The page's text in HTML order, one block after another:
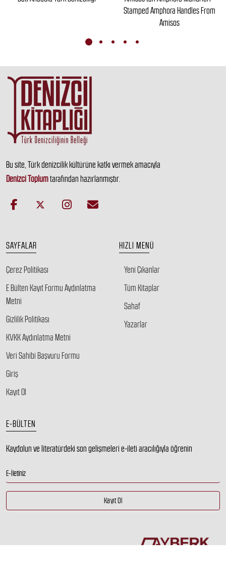
Stamped Amphora Handles From
Amisos
Bu site, Türk denizcilik kültürüne katkı vermek amacıyla
Denizci Toplumtarafından hazırlanmıştır.
SAYFALAR
Çerez Politikası
E Bülten Kayıt Formu Aydınlatma
Metni
Gizlilik Politikası
KVKK Aydınlatma Metni
Veri Sahibi Başvuru Formu
Giriş
Kayıt Ol
HIZLI MENÜ
Yeni Çıkanlar
Tüm Kitaplar
Sahaf
Yazarlar
E-BÜLTEN
Kaydolun ve literatürdeki son gelişmeleri e-ileti aracılığıyla öğrenin